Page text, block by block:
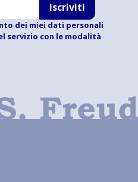
Iscriviti
dei miei dati personali
servizio con le modalità